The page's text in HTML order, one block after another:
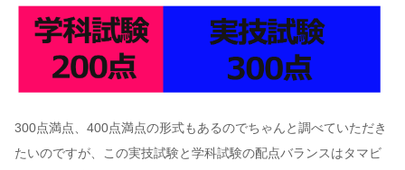
300点満点、400点満点の形式もあるのでちゃんと調べていただき
たいのですが、この実技試験と学科試験の配点バランスはタマビ